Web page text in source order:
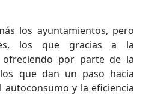
los ayuntamientos, pero
los que gracias a la
por parte de la
que dan un paso hacia
y la eficiencia